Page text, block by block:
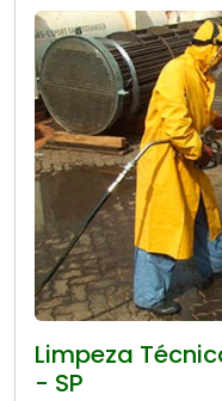
Limpeza
- SP